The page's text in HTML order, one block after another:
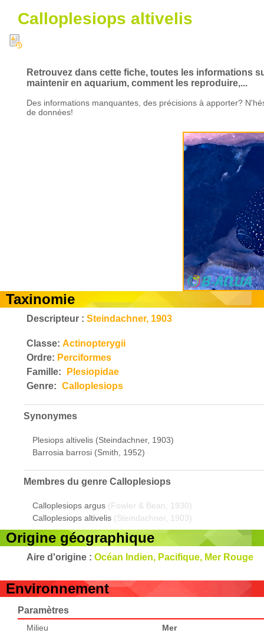
Calloplesiops altivelis
Retrouvez dans cette fiche, toutes les informations
maintenir en aquarium, comment les reproduire,...
Des informations manquantes, des précisions à apporter?
de données!
Taxinomie
Descripteur : Steindachner, 1903
Classe: Actinopterygii
Ordre: Perciformes
Famille:
Plesiopidae
Genre: Calloplesiops
Synonymes
Plesiops altivelis (Steindachner, 1903)
Barrosia barrosi (Smith, 1952)
Membres du genre Calloplesiops
Calloplesiops argus (Fowler & Bean, 1930)
Calloplesiops altivelis (Steindachner, 1903)
Origine géographique
Aire d'origine : Océan Indien, Pacifique, Mer Rouge
Environnement
Paramètres
Milieu Mer